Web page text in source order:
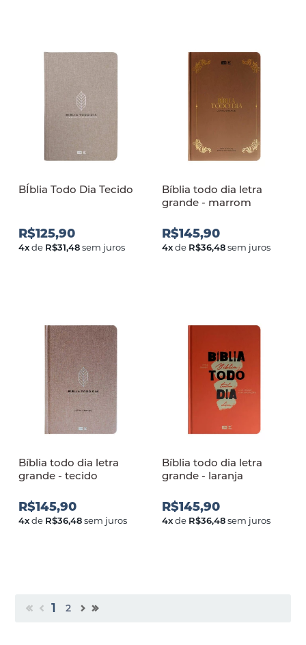
BÍblia Todo Dia Tecido
R$125,90
4xde R$31,48sem juros
Bíblia todo dia letra
grande - marrom
R$145,90
4xde R$36,48sem juros
Bíblia todo dia letra
grande - tecido
R$145,90
4xde R$36,48sem juros
Bíblia todo dia letra
grande - laranja
R$145,90
4xde R$36,48sem juros
1 2